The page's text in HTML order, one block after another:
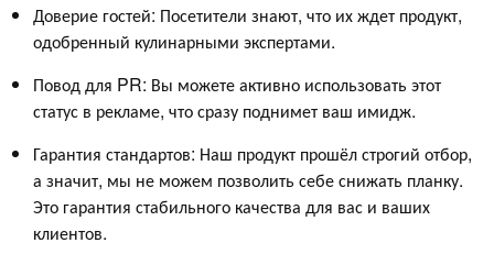
Доверие гостей: Посетители знают, что их ждет продукт,
одобренный кулинарными экспертами.
Повод для PR: Вы можете активно использовать этот
статус в рекламе, что сразу поднимет ваш имидж.
Гарантия стандартов: Наш продукт прошёл строгий отбор,
а значит, мы не можем позволить себе снижать планку.
Это гарантия стабильного качества для вас и ваших
клиентов.